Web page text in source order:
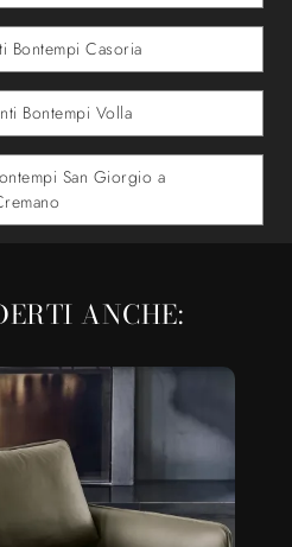
Bontempi Casoria
Bontempi Volla
San Giorgio a
ANCHE: